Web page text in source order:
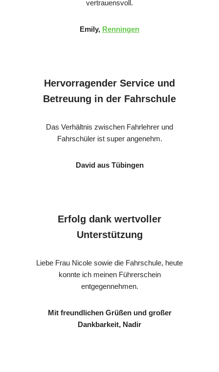
vertrauensvoll.
Emily, Renningen
Hervorragender Service und
Betreuung in der Fahrschule
Das Verhältnis zwischen Fahrlehrer und
Fahrschüler ist super angenehm.
David aus Tübingen
Erfolg dank wertvoller
Unterstützung
Liebe Frau Nicole sowie die Fahrschule, heute
konnte ich meinen Führerschein
entgegennehmen.
Mit freundlichen Grüßen und großer
Dankbarkeit, Nadir